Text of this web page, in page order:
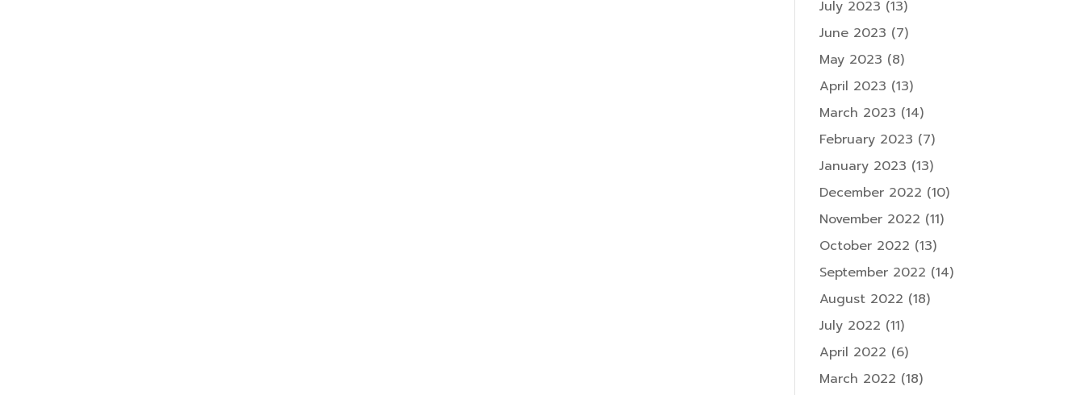
July 2023 (13)
June 2023 (7)
May 2023 (8)
April 2023 (13)
March 2023 (14)
February 2023 (7)
January 2023 (13)
December 2022 (10)
November 2022 (11)
October 2022 (13)
September 2022 (14)
August 2022 (18)
July 2022 (11)
April 2022 (6)
March 2022 (18)